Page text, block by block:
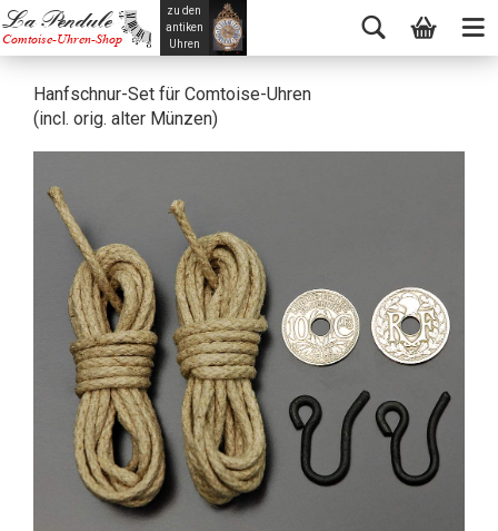
La Pendule
Comtoise-Uhren-Shop
zu den
antiken
Uhren
Hanfschnur-Set für Comtoise-Uhren
(incl. orig. alter Münzen)